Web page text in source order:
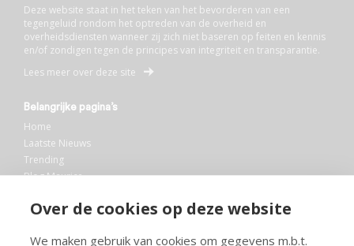
Over de cookies op deze website
We maken gebruik van cookies om gegevens m.b.t.
Deze website staat in het teken van het bevorderen van een
tegengeluid rondom het optreden van de overheid en
overheidsdiensten wanneer zij zich niet baseren op feiten en kennis
en/of zondigen tegen de principes van integriteit en transparantie.
Lees meer over deze site
Belangrijke pagina’s
Home
Laatste Nieuws
Trending
Blog Maurice
Bibliotheek